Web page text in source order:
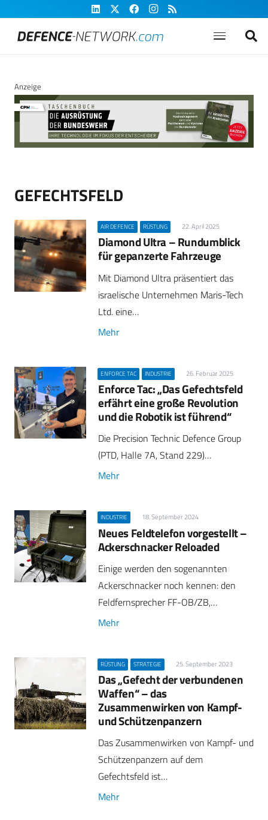
Anzeige
GEFECHTSFELD
AIR DEFENCE RÜSTUNG 22. April 2025
Diamond Ultra – Rundumblick
für gepanzerte Fahrzeuge
Mit Diamond Ultra präsentiert das
israelische Unternehmen Maris-Tech
Ltd. eine…
Mehr
ENFORCE TAC INDUSTRIE 26. Februar 2025
Enforce Tac: „Das Gefechtsfeld
erfährt eine große Revolution
und die Robotik ist führend“
Die Precision Technic Defence Group
(PTD, Halle 7A, Stand 229)…
Mehr
INDUSTRIE 18. September 2024
Neues Feldtelefon vorgestellt –
Ackerschnacker Reloaded
Einige werden den sogenannten
Ackerschnacker noch kennen: den
Feldfernsprecher FF-OB/ZB,…
Mehr
RÜSTUNG STRATEGIE 25. September 2023
Das „Gefecht der verbundenen
Waffen“ – das
Zusammenwirken von Kampf-
und Schützenpanzern
Das Zusammenwirken von Kampf- und
Schützenpanzern auf dem
Gefechtsfeld ist…
Mehr